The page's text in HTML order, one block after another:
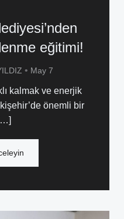
eğitimi!
• May 7
kalmak ve enerjik
önemli bir